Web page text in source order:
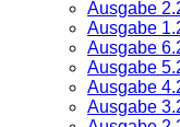
Ausgabe
Ausgabe
Ausgabe
Ausgabe
Ausgabe
Ausgabe